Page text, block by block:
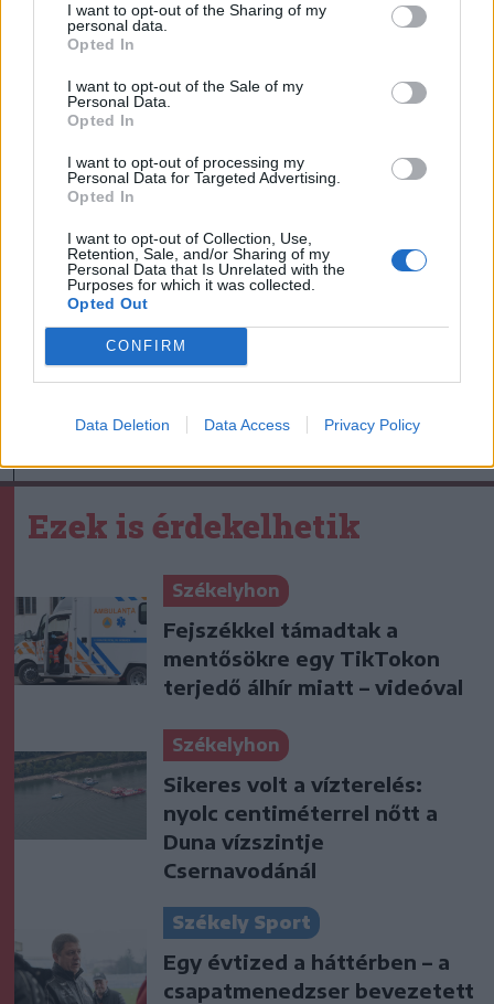
I want to opt-out of the Sharing of my
personal data.
Opted In
I want to opt-out of the Sale of my
Personal Data.
Opted In
I want to opt-out of processing my
Personal Data for Targeted Advertising.
Opted In
I want to opt-out of Collection, Use,
Retention, Sale, and/or Sharing of my
Personal Data that Is Unrelated with the
Purposes for which it was collected.
Opted Out
CONFIRM
Data Deletion Data Access Privacy Policy
szkerekes@ipics-apacs-csikszereda.ro
címre elküldeni.
szóljon hozzá!
Ezek is érdekelhetik
Székelyhon
Fejszékkel támadtak a
mentősökre egy TikTokon
terjedő álhír miatt – videóval
Székelyhon
Sikeres volt a vízterelés:
nyolc centiméterrel nőtt a
Duna vízszintje
Csernavodánál
Székely Sport
Egy évtized a háttérben – a
csapatmenedzser bevezetett